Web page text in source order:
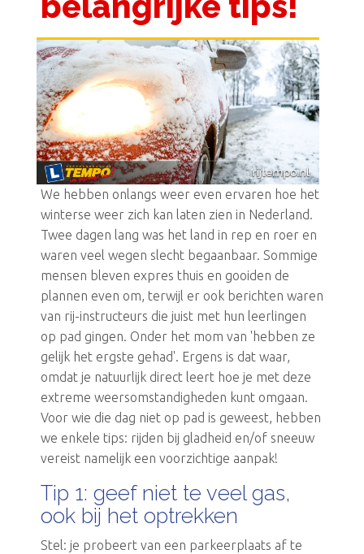
We hebben onlangs weer even ervaren hoe het
winterse weer zich kan laten zien in Nederland.
Twee dagen lang was het land in rep en roer en
waren veel wegen slecht begaanbaar. Sommige
mensen bleven expres thuis en gooiden de
plannen even om, terwijl er ook berichten waren
van rij-instructeurs die juist met hun leerlingen
op pad gingen. Onder het mom van 'hebben ze
gelijk het ergste gehad'. Ergens is dat waar,
omdat je natuurlijk direct leert hoe je met deze
extreme weersomstandigheden kunt omgaan.
Voor wie die dag niet op pad is geweest, hebben
we enkele tips: rijden bij gladheid en/of sneeuw
vereist namelijk een voorzichtige aanpak!
Tip 1: geef niet te veel gas,
ook bij het optrekken
Stel: je probeert van een parkeerplaats af te